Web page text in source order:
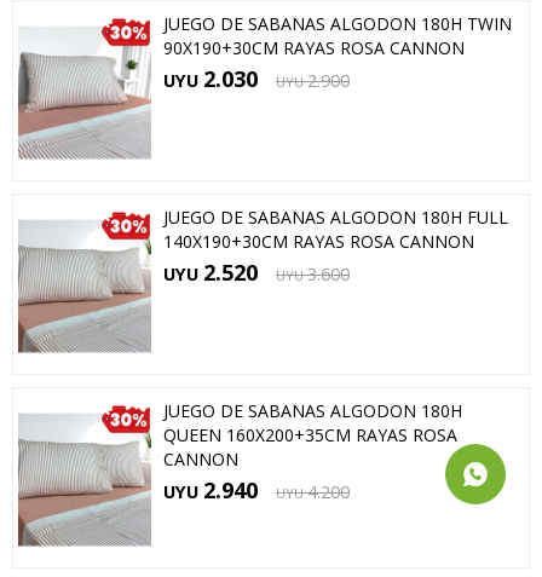
JUEGO DE SABANAS ALGODON 180H TWIN
90X190+30CM RAYAS ROSA CANNON
UYU 2.030 UYU 2.900
JUEGO DE SABANAS ALGODON 180H FULL
140X190+30CM RAYAS ROSA CANNON
UYU 2.520 UYU 3.600
JUEGO DE SABANAS ALGODON 180H
QUEEN 160X200+35CM RAYAS ROSA
CANNON
UYU 2.940 UYU 4.200